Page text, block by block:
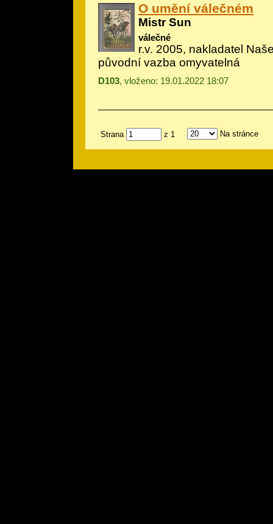
O umění válečném
Mistr Sun
válečné
r.v. 2005, nakladatel
původní vazba omyvatelná
D103, vloženo: 19.01.2022 18:07
Strana z 1 Na stránce